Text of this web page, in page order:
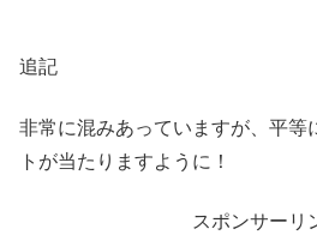
追記
非常に混みあっていますが、平等
トが当たりますように！
スポンサーリ